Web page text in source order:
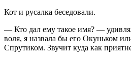
Кот и русалка беседовали.
— Кто дал ему такое имя? —
воля, я назвала бы его Окуньком
Спрутиком. Звучит куда как